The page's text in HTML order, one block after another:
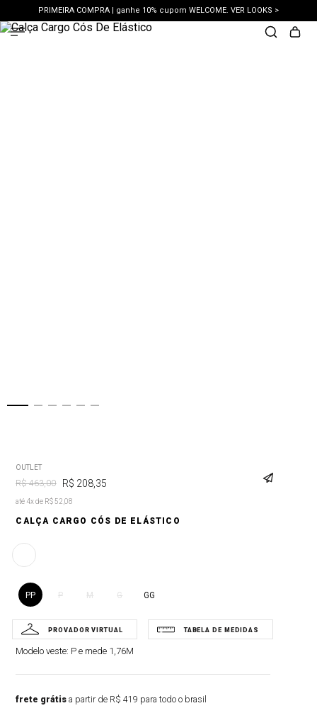
PRIMEIRA COMPRA | ganhe 10% cupom WELCOME. VER LOOKS >
PIX | 5% off no pix à vista. APROVEITAR >
OUTLET
R$ 463,00 R$ 208 35
até 4x de R$ 52,08
CALÇA CARGO CÓS DE ELÁSTICO
PP P M G GG
Modelo veste: P e mede 1,76M
frete grátis a partir de R$ 419 para todo o brasil